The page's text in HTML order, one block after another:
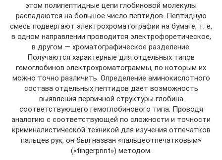
этом полипептидные цепи глобиновой молекулы
распадаются на большое число пептидов. Пептидную
смесь подвергают электрохроматографии на бумаге, т. е.
в одном направлении проводится электрофоретическое,
в другом — хроматографическое разделение.
Получаются характерные для отдельных типов
гемоглобинов электрохроматограммы, по которым их
можно точно различить. Определение аминокислотного
состава отдельных пептидов дает возможность
выявления первичной структуры глобина
соответствующего гемоглобинового типа. Проводя
аналогию с соответствующей по сложности и точности
криминалистической техникой для изучения отпечатков
пальцев рук, он был назван «пальцеотпечатковым»
(«fingerprint») методом.